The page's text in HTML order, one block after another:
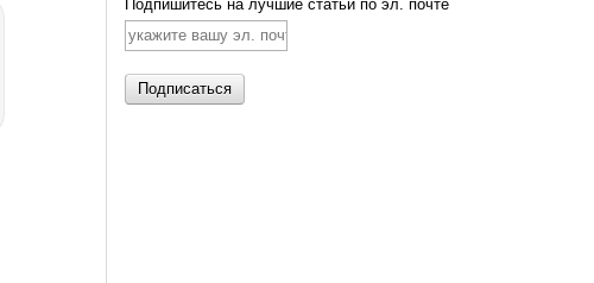
Подпишитесь на лучшие статьи по эл. почте